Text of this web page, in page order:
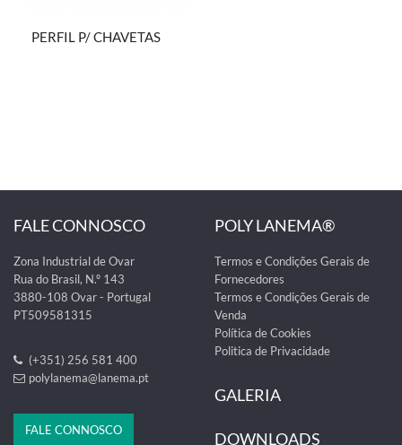
PERFIL P/ CHAVETAS
FALE CONNOSCO
Zona Industrial de Ovar
Rua do Brasil, N.º 143
3880-108 Ovar - Portugal
PT509581315
(+351) 256 581 400
polylanema@lanema.pt
FALE CONNOSCO
POLY LANEMA®
Termos e Condições Gerais de
Fornecedores
Termos e Condições Gerais de
Venda
Política de Cookies
Politica de Privacidade
GALERIA
DOWNLOADS